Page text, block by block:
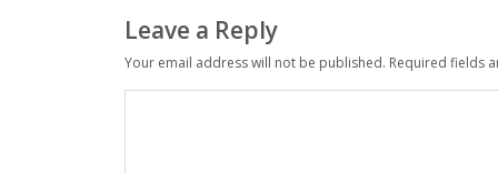
Leave a Reply
Your email address will not be published. Required fields